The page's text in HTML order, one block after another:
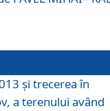
şi trecerea în
a terenului având